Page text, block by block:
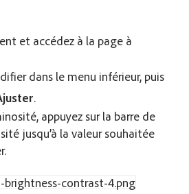
et accédez à la page à
dans le menu inférieur, puis
.
appuyez sur la barre de
jusqu’à la valeur souhaitée